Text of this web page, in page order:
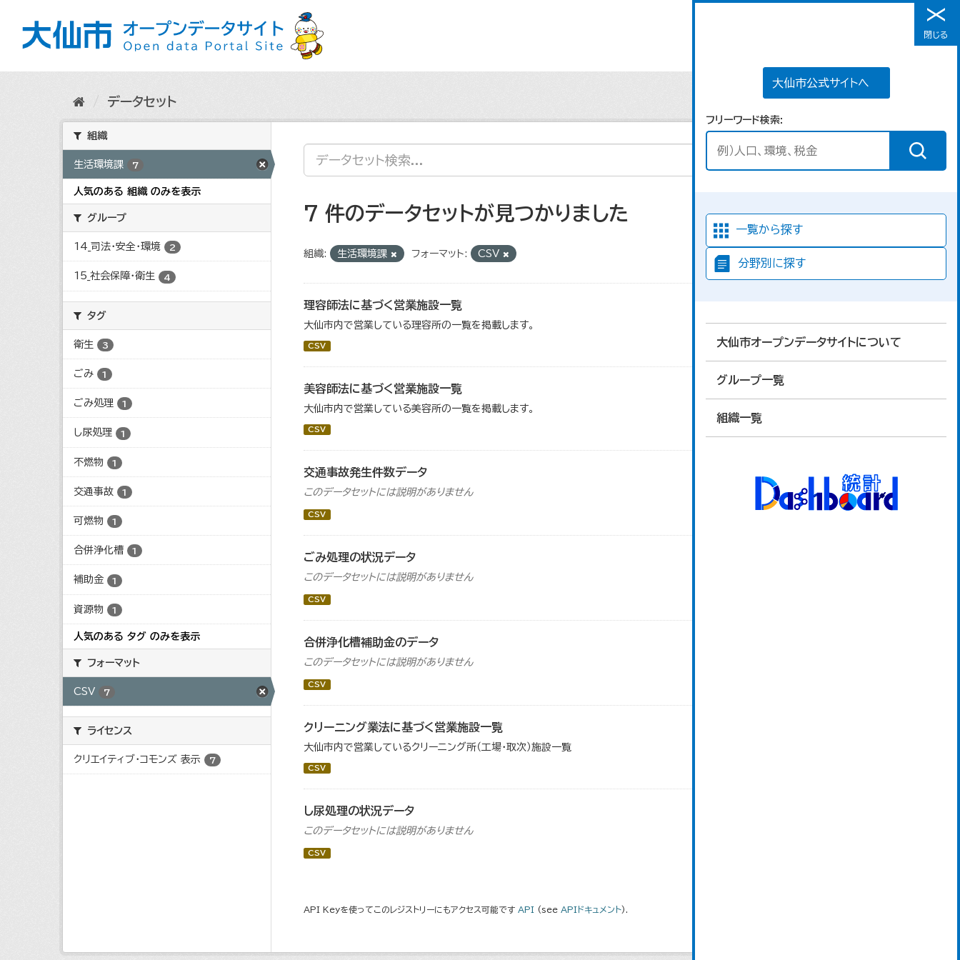
メニュー
大仙市公式サイトへ
フリーワード検索
一覧から探す
分野別に探す
大仙市オープンデータサイトについて
グループ一覧
組織一覧
閉じる
データセット
組織
生活環境課 7
人気のある 組織 のみを表示
グループ
14_司法・安全・環境 2
15_社会保障・衛生 4
タグ
衛生 3
ごみ 1
ごみ処理 1
し尿処理 1
不燃物 1
交通事故 1
可燃物 1
合併浄化槽 1
補助金 1
資源物 1
人気のある タグ のみを表示
フォーマット
CSV 7
ライセンス
クリエイティブ・コモンズ 表示 7
7 件のデータセットが見つかりました
組織: 生活環境課 フォーマット: CSV
理容師法に基づく営業施設一覧
大仙市内で営業している理容所の一覧を掲載します。
CSV
美容師法に基づく営業施設一覧
大仙市内で営業している美容所の一覧を掲載します。
CSV
交通事故発生件数データ
このデータセットには説明がありません
CSV
ごみ処理の状況データ
このデータセットには説明がありません
CSV
合併浄化槽補助金のデータ
このデータセットには説明がありません
CSV
クリーニング業法に基づく営業施設一覧
大仙市内で営業しているクリーニング所（工場・取次）施設一覧
CSV
し尿処理の状況データ
このデータセットには説明がありません
CSV
API Keyを使ってこのレジストリーにもアクセス可能です API (see APIドキュメント).